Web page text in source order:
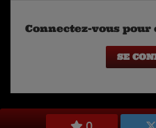
Connectez-vous
SE